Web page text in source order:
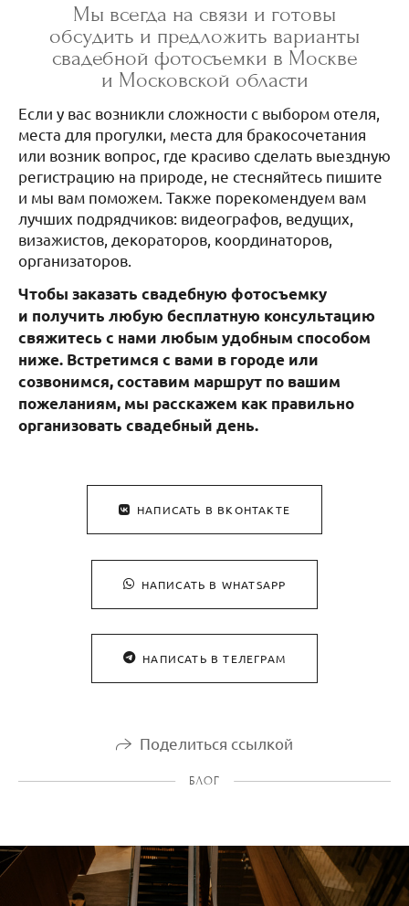
Мы всегда на связи и готовы
обсудить и предложить варианты
свадебной фотосъемки в Москве
и Московской области
Если у вас возникли сложности с выбором отеля,
места для прогулки, места для бракосочетания
или возник вопрос, где красиво сделать выездную
регистрацию на природе, не стесняйтесь пишите
и мы вам поможем. Также порекомендуем вам
лучших подрядчиков: видеографов, ведущих,
визажистов, декораторов, координаторов,
организаторов.
Чтобы заказать свадебную фотосъемку
и получить любую бесплатную консультацию
свяжитесь с нами любым удобным способом
ниже. Встретимся с вами в городе или
созвонимся, составим маршрут по вашим
пожеланиям, мы расскажем как правильно
организовать свадебный день.
НАПИСАТЬ В ВКОНТАКТЕ
НАПИСАТЬ В WHATSAPP
НАПИСАТЬ В ТЕЛЕГРАМ
Поделиться ссылкой
БЛОГ